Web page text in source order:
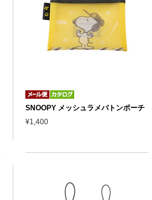
SNOOPY メッシュラメバトンポーチ
¥1,400